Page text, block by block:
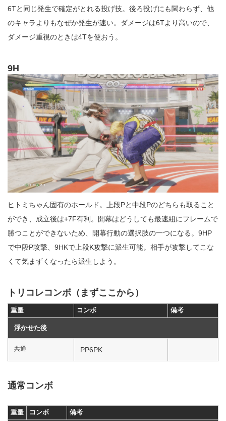
6Tと同じ発生で確定がとれる投げ技。後ろ投げにも関わらず、他
のキャラよりもなぜか発生が速い。ダメージは6Tより高いので、
ダメージ重視のときは4Tを使おう。
9H
ヒトミちゃん固有のホールド。上段Pと中段Pのどちらも取ること
ができ、成立後は+7F有利。開幕はどうしても最速組にフレームで
勝つことができないため、開幕行動の選択肢の一つになる。9HP
で中段P攻撃、9HKで上段K攻撃に派生可能。相手が攻撃してこな
くて気まずくなったら派生しよう。
トリコレコンボ（まずここから）
重量 コンボ 備考
浮かせた後
共通 PP6PK
通常コンボ
重量 コンボ 備考